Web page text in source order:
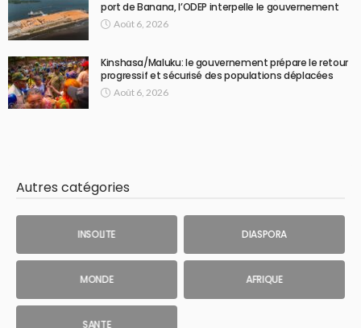
port de Banana, l’ODEP interpelle le gouvernement
Août 6, 2026
Kinshasa/Maluku: le gouvernement prépare le retour
progressif et sécurisé des populations déplacées
Août 6, 2026
Autres catégories
INSOLITE DIASPORA
MONDE AFRIQUE
SANTE